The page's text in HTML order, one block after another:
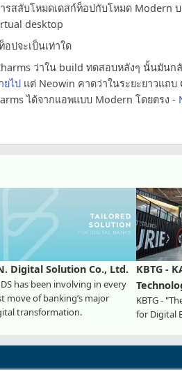
สลับโหมดเดสก์ท็อปกับโหมด Modern
desktop
ปจะเป็นเท่าใด
ว่าใน build ทดสอบหลังๆ นั้นมันก
ยไป แต่ Neowin คาดว่าในระยะยาวแถ
ได้จากแอพแบบ Modern โดยตรง -
Digital Solution Co., Ltd.
has been involving in every
move of banking’s major
transformation.
KBTG -
KBTG -
for Digital